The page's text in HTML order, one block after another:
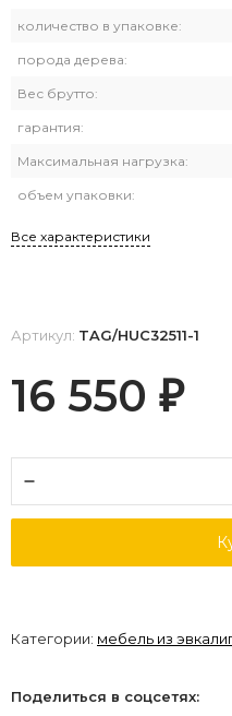
количество в упаковке:
порода дерева:
Вес брутто:
гарантия:
Максимальная нагрузка:
объем упаковки:
Все характеристики
Артикул: TAG/HUC32511-1
16 550 ₽
Категории: мебель из
Поделиться в соцсетях: